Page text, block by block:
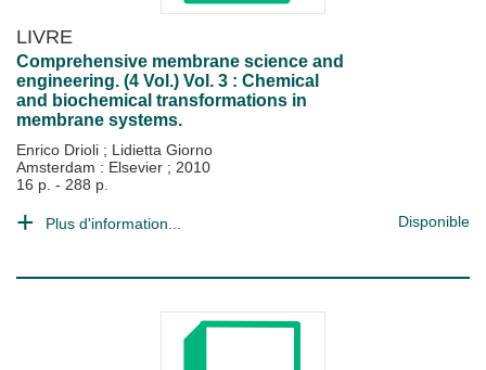
LIVRE
Comprehensive membrane science and
engineering. (4 Vol.) Vol. 3 : Chemical
and biochemical transformations in
membrane systems.
Enrico Drioli ; Lidietta Giorno
Amsterdam : Elsevier ; 2010
16 p. - 288 p.
Plus d'information... Disponible